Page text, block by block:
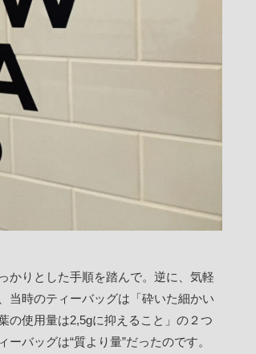
かりとした手順を踏んで。逆に、気軽
当時のティーバッグは「砕いた細かい
の使用量は2,5gに抑えること」の２つ
バッグは“質より量”だったのです。